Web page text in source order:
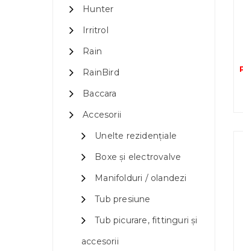
Hunter
Irritrol
Rain
RainBird
Baccara
Accesorii
Unelte rezidențiale
Boxe și electrovalve
Manifolduri / olandezi
Tub presiune
Tub picurare, fittinguri și
accesorii